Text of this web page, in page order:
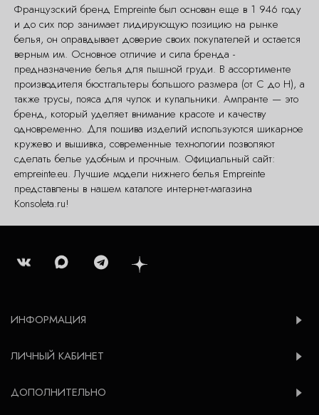
Французский бренд Empreinte был основан еще в 1 946 году
и до сих пор занимает лидирующую позицию на рынке
белья, он оправдывает доверие своих покупателей и остается
верным им. Основное отличие и сила бренда -
предназначение белья для пышной груди. В ассортименте
производителя бюстгальтеры большого размера (от C до H), а
также трусы, пояса для чулок и купальники. Ампранте — это
бренд, который уделяет внимание красоте и качеству
одновременно. Для пошива изделий используются шикарное
кружево и вышивка, современные технологии позволяют
сделать белье удобным и прочным. Официальный сайт:
empreinte.eu. Лучшие модели нижнего белья Empreinte
представлены в нашем каталоге интернет-магазина
Konsoleta.ru!
ИНФОРМАЦИЯ
ЛИЧНЫЙ КАБИНЕТ
ДОПОЛНИТЕЛЬНО